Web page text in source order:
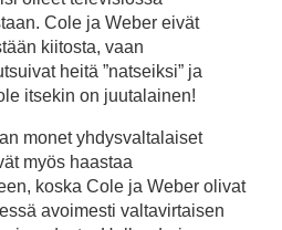
Cole ja Weber eivät
kiitosta, vaan
heitä ”natseiksi” ja
itsekin on juutalainen!
monet yhdysvaltalaiset
myös haastaa
koska Cole ja Weber olivat
avoimesti valtavirtaisen